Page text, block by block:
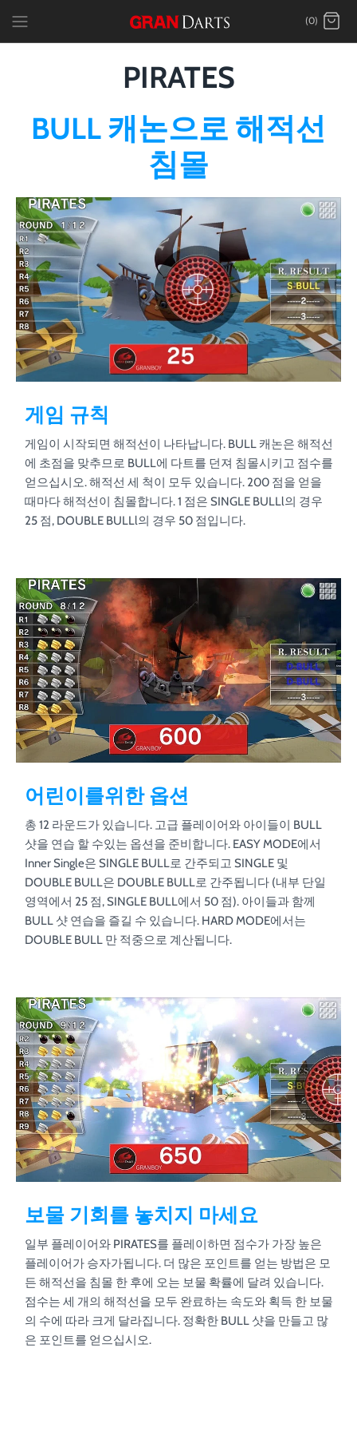
content
(0)
PIRATES
BULL 캐논으로 해적선
침몰
게임 규칙
게임이 시작되면 해적선이 나타납니다. BULL 캐논은 해적선
에 초점을 맞추므로 BULL에 다트를 던져 침몰시키고 점수를
얻으십시오. 해적선 세 척이 모두 있습니다. 200 점을 얻을
때마다 해적선이 침몰합니다. 1 점은 SINGLE BULLl의 경우
25 점, DOUBLE BULLl의 경우 50 점입니다.
어린이를위한 옵션
총 12 라운드가 있습니다. 고급 플레이어와 아이들이 BULL
샷을 연습 할 수있는 옵션을 준비합니다. EASY MODE에서
Inner Single은 SINGLE BULL로 간주되고 SINGLE 및
DOUBLE BULL은 DOUBLE BULL로 간주됩니다 (내부 단일
영역에서 25 점, SINGLE BULL에서 50 점). 아이들과 함께
BULL 샷 연습을 즐길 수 있습니다. HARD MODE에서는
DOUBLE BULL 만 적중으로 계산됩니다.
보물 기회를 놓치지 마세요
일부 플레이어와 PIRATES를 플레이하면 점수가 가장 높은
플레이어가 승자가됩니다. 더 많은 포인트를 얻는 방법은 모
든 해적선을 침몰 한 후에 오는 보물 확률에 달려 있습니다.
점수는 세 개의 해적선을 모두 완료하는 속도와 획득 한 보물
의 수에 따라 크게 달라집니다. 정확한 BULL 샷을 만들고 많
은 포인트를 얻으십시오.